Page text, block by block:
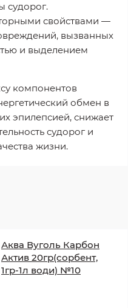
судорог.
свойствами —
вызванных
и выделением
компонентов
обмен в
эпилепсией, снижает
судорог и
жизни.
Аква Вуголь Карбон
Актив 20гр(сорбент,
1гр-1л води) №10